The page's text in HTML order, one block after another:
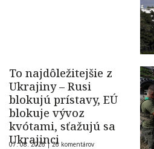
To najdôležitejšie z
Ukrajiny – Rusi
blokujú prístavy, EÚ
blokuje vývoz
kvótami, sťažujú sa
Ukrajinci
07. 08. 2026 |26 komentárov